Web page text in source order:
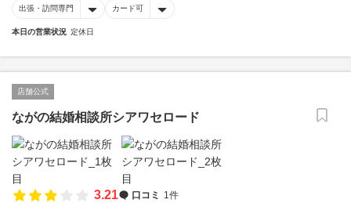
出張・訪問専門 カード可
本日の営業状況 定休日
店舗公式
ながの結婚相談所シアワセロード
3.21 口コミ 1件